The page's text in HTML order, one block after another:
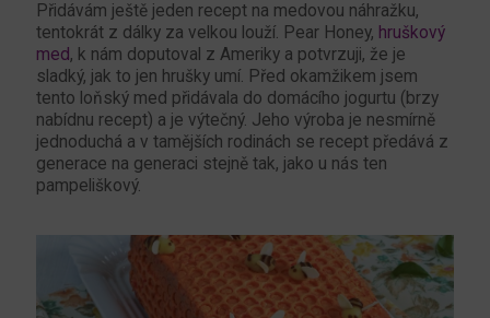
Přidávám ještě jeden recept na medovou náhražku,
tentokrát z dálky za velkou louží. Pear Honey, hruškový
med, k nám doputoval z Ameriky a potvrzuji, že je
sladký, jak to jen hrušky umí. Před okamžikem jsem
tento loňský med přidávala do domácího jogurtu (brzy
nabídnu recept) a je výtečný. Jeho výroba je nesmírně
jednoduchá a v tamějších rodinách se recept předává z
generace na generaci stejně tak, jako u nás ten
pampeliškový.